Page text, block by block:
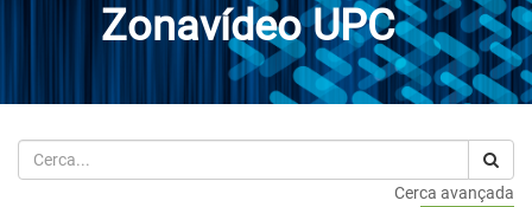
Zonavídeo UPC
Cerca
Cerca avançada